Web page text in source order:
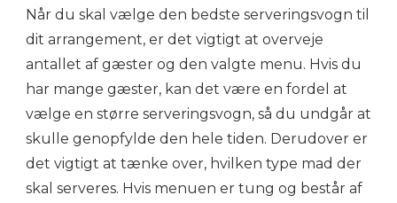
Når du skal vælge den bedste serveringsvogn til
dit arrangement, er det vigtigt at overveje
antallet af gæster og den valgte menu. Hvis du
har mange gæster, kan det være en fordel at
vælge en større serveringsvogn, så du undgår at
skulle genopfylde den hele tiden. Derudover er
det vigtigt at tænke over, hvilken type mad der
skal serveres. Hvis menuen er tung og består af